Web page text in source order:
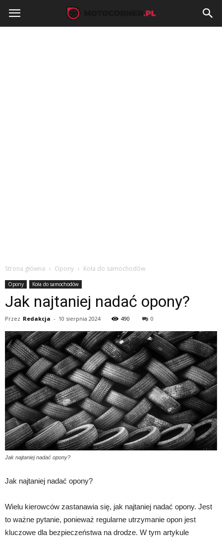
MotoCorner.pl
Strona główna Opony Koła do samochodów
Opony Koła do samochodów
Jak najtaniej nadać opony?
Przez Redakcja - 10 sierpnia 2024 490 0
Jak najtaniej nadać opony?
Jak najtaniej nadać opony?
Wielu kierowców zastanawia się, jak najtaniej nadać opony. Jest
to ważne pytanie, ponieważ regularne utrzymanie opon jest
kluczowe dla bezpieczeństwa na drodze. W tym artykule